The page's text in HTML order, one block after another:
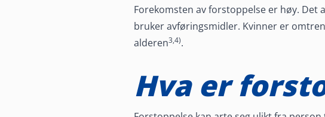
Forekomsten av forstoppelse er høy. Det
bruker avføringsmidler. Kvinner er
alderen3,4).
Hva er